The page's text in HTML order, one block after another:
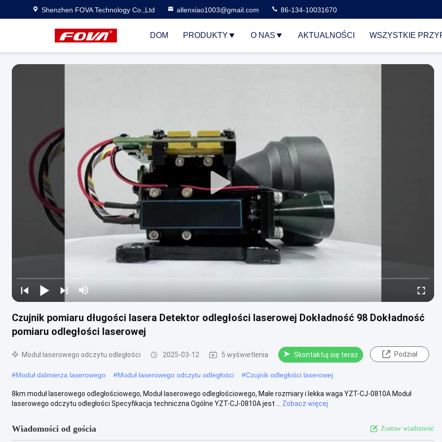
Shenzhen FOVA Technology Co.,Ltd allenxiao1003@gmail.com 86-134-10031670
DOM PRODUKTY O NAS AKTUALNOŚCI WSZYSTKIE
Czujnik pomiaru długości lasera Detektor odległości laserowej Dokładność 98 Dokładność
pomiaru odległości laserowej
Moduł laserowego odczytu odległości 2025-03-12 5 wyświetlenia Skontaktuj się teraz Podział
#Moduł dalmierza laserowego #Moduł laserowego odczytu odległości #Czujnik odległości laserowej
8km moduł laserowego odległościowego, Moduł laserowego odległościowego, Małe rozmiary i lekka waga YZT-CJ-0810A Moduł
laserowego odczytu odległości Specyfikacja techniczna Ogólne YZT-CJ-0810A jest ...
Zobacz więcej
Wiadomości od gościa Zostaw wiadomość